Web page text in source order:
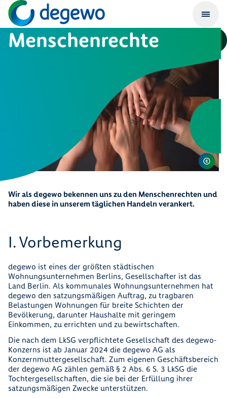
Menschenrechte
Wir als degewo bekennen uns zu den Menschenrechten und
haben diese in unserem täglichen Handeln verankert.
I. Vorbemerkung
degewo ist eines der größten städtischen
Wohnungsunternehmen Berlins, Gesellschafter ist das
Land Berlin. Als kommunales Wohnungsunternehmen hat
degewo den satzungsmäßigen Auftrag, zu tragbaren
Belastungen Wohnungen für breite Schichten der
Bevölkerung, darunter Haushalte mit geringem
Einkommen, zu errichten und zu bewirtschaften.
Die nach dem LkSG verpflichtete Gesellschaft des degewo-
Konzerns ist ab Januar 2024 die degewo AG als
Konzernmuttergesellschaft. Zum eigenen Geschäftsbereich
der degewo AG zählen gemäß § 2 Abs. 6 S. 3 LkSG die
Tochtergesellschaften, die sie bei der Erfüllung ihrer
satzungsmäßigen Zwecke unterstützen.